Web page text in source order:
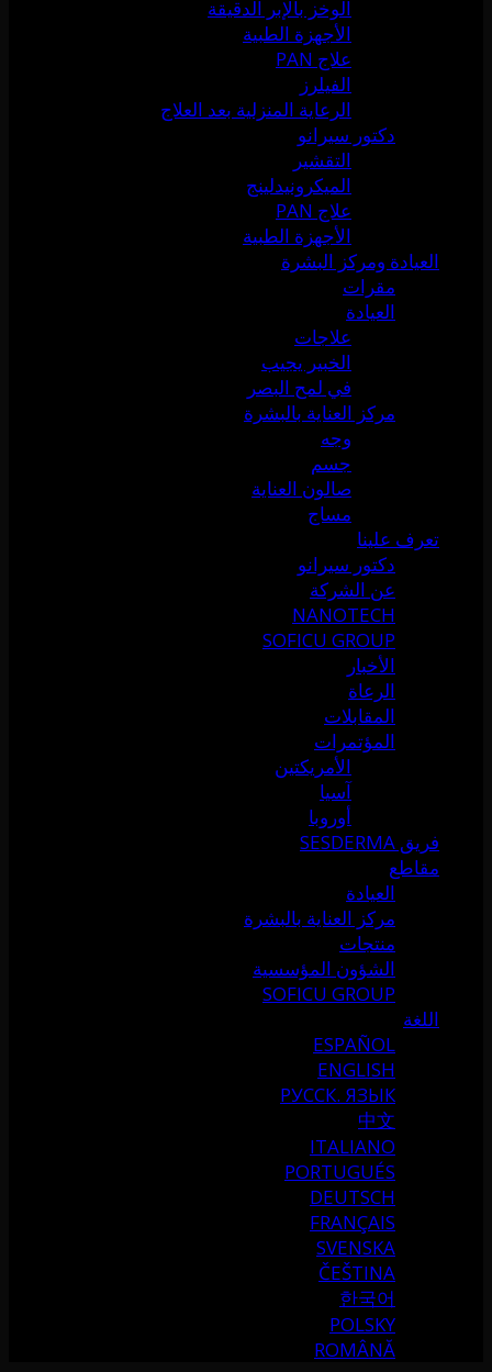
الوخز بالإبر الدقيقة
الأجهزة الطبية
علاج PAN
الفيلرز
الرعاية المنزلية بعد العلاج
دكتور سيرانو
التقشير
الميكرونيدلينج
علاج PAN
الأجهزة الطبية
العيادة ومركز البشرة
مقرات
العيادة
علاجات
الخبير يجيب
في لمح البصر
مركز العناية بالبشرة
وجه
جسم
صالون العناية
مساج
تعرف علينا
دكتور سيرانو
عن الشركة
NANOTECH
SOFICU GROUP
الأخبار
الرعاة
المقابلات
المؤتمرات
الأمريكتين
آسيا
أوروبا
فريق SESDERMA
مقاطع
العيادة
مركز العناية بالبشرة
منتجات
الشؤون المؤسسية
SOFICU GROUP
اللغة
ESPAÑOL
ENGLISH
РУССК. ЯЗЫК
中文
ITALIANO
PORTUGUÉS
DEUTSCH
FRANÇAIS
SVENSKA
ČEŠTINA
한국어
POLSKY
ROMÂNĂ